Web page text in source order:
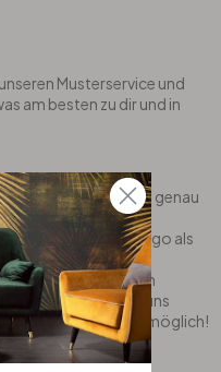
Musterservice und
am besten zu dir und in
Produkte, die genau
Wir fertigen deinen
Motiv oder dein Logo als
für dich an.
einem stylischen
Zimmer passt? Sag uns
und wir machen es möglich!